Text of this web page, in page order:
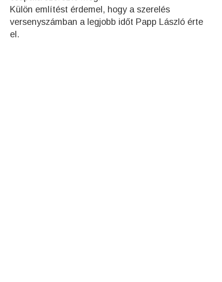
Külön említést érdemel, hogy a szerelés
versenyszámban a legjobb időt Papp László érte
el.